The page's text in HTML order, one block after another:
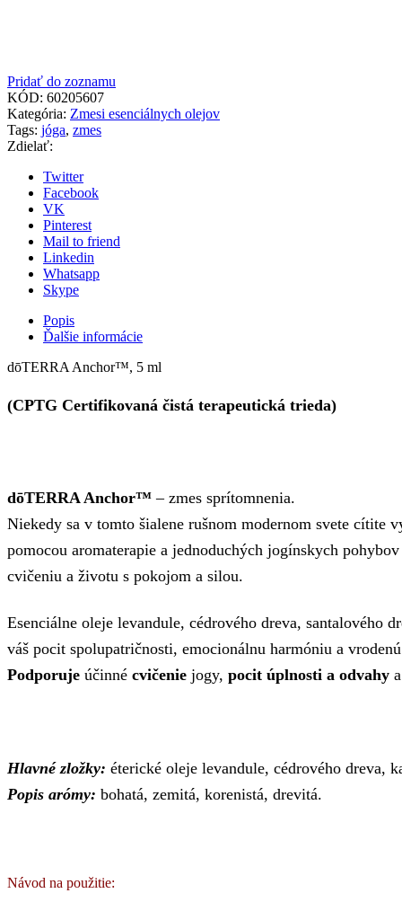
Pridať do zoznamu
KÓD: 60205607
Kategória: Zmesi esenciálnych olejov
Tags: jóga, zmes
Zdielať:
Twitter
Facebook
VK
Pinterest
Mail to friend
Linkedin
Whatsapp
Skype
Popis
Ďalšie informácie
dōTERRA Anchor™, 5 ml
(CPTG Certifikovaná čistá terapeutická trieda)
dōTERRA Anchor™ – zmes sprítomnenia.
Niekedy sa v tomto šialene rušnom modernom svete cítite
pomocou aromaterapie a jednoduchých jogínskych
cvičeniu a životu s pokojom a silou.
Esenciálne oleje levandule, cédrového dreva,
váš pocit spolupatričnosti, emocionálnu harmóniu a
Podporuje účinné cvičenie jogy, pocit úplnosti a odvahy a
Hlavné zložky: éterické oleje levandule, cédrového dreva,
Popis arómy: bohatá, zemitá, korenistá, drevitá.
Návod na použitie: